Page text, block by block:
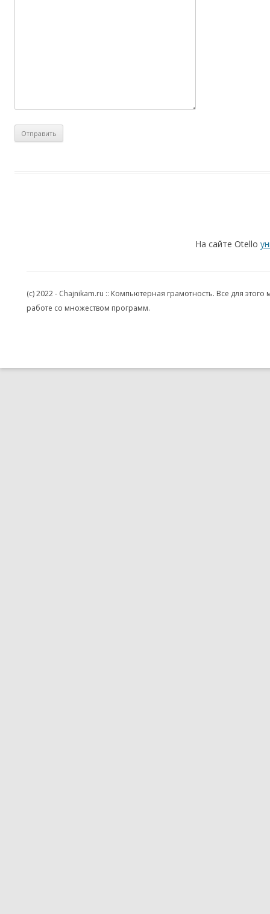
На сайте Otello
(c) 2022 - Chajnikam.ru :: Компьютерная грамотность. Все для
работе со множеством программ.